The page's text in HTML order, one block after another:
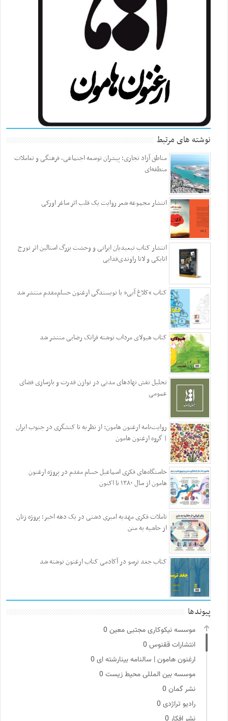
نوشته های مرتبط
مناطق آزاد تجاری؛ پیشران توسعه اجتماعی، فرهنگی و تعاملات
منطقه‌ای
انتشار مجموعه شعر روایت یک قلب اثر ساغر اورکی
انتشار کتاب تبعیدیان ایرانی و وحشت بزرگ استالین اثر تورج
اتابکی و لانا راوندی‌فدایی
کتاب “کلاغ آبی” با نویسندگی ارغنون حسام‌مقدم منتشر شد
کتاب هیولای مرداب نوشته فرانک رضایی منتشر شد
تحلیل نقش نهادهای مدنی در توازن قدرت و بازسازی فضای
عمومی
روایت‌نامه ارغنون هامون: از نظریه تا کنشگری در جنوب ایران
| گروه ارغنون هامون
خاستگاه‌های فکری اسماعیل حسام مقدم در پروژه ارغنون
هامون از سال ۱۳۸۰ تا اکنون
تاملات فکری مهدیه امیری دشتی در یک دهه اخیر؛ پروژه زنان
از حاشیه به متن
کتاب جغد ترسو در آکادمی کتاب ارغنون نوشته شد
پیوندها
موسسه نیکوکاری مجتبی معین
انتشارات ققنوس
ارغنون هامون | سالنامه بینارشته ای
موسسه بین المللی محیط زیست
نشر گمان
رادیو تراژدی